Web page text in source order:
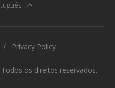
os direitos reservados.
Privacy Policy